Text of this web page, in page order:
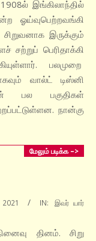
இங்கிலாந்தில்
ஓய்வுபெற்றவங்கி
இருக்கும்
சற்றுப் பெரிதாக்கி
பலமுறை
வால்ட் டிஸ்னி
பல பகுதிகள்
நான்கு
மேலும் படிக்க –>
IN:
இவர் யார்
தினம். சிறு